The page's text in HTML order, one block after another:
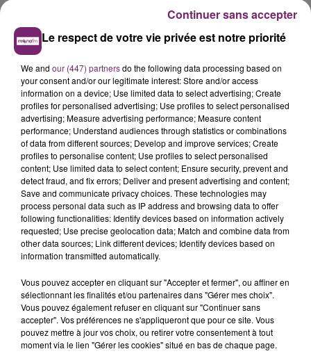
La Bulle - Guinguette éphémère
de Frelinghien !
éclipse solaire du 12 Août 2026
158 pompiers de la région sont
Le respect de votre vie privée est notre priorité
We and our (447) partnersdo the following data processing based on
your consent and/or our legitimate interest: Store and/or access
information on a device; Use limited data to select advertising; Create
profiles for personalised advertising; Use profiles to select personalised
advertising; Measure advertising performance; Measure content
performance; Understand audiences through statistics or combinations
of data from different sources; Develop and improve services; Create
profiles to personalise content; Use profiles to select personalised
content; Use limited data to select content; Ensure security, prevent and
detect fraud, and fix errors; Deliver and present advertising and content;
Save and communicate privacy choices. These technologies may
process personal data such as IP address and browsing data to offer
following functionalities: Identify devices based on information actively
requested; Use precise geolocation data; Match and combine data from
other data sources; Link different devices; Identify devices based on
information transmitted automatically.
Vous pouvez accepter en cliquant sur "Accepter et fermer", ou affiner en
sélectionnant les finalités et/ou partenaires dans "Gérer mes choix".
Vous pouvez également refuser en cliquant sur "Continuer sans
accepter". Vos préférences ne s'appliqueront que pour ce site. Vous
pouvez mettre à jour vos choix, ou retirer votre consentement à tout
moment via le lien "Gérer les cookies" situé en bas de chaque page.
Continuer sans accepter